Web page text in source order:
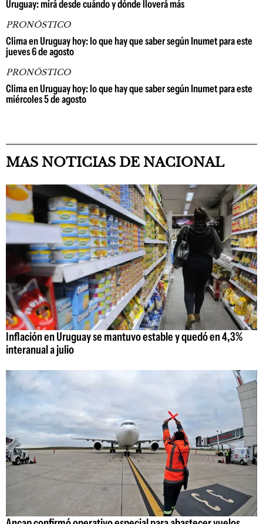
Uruguay: mirá desde cuándo y dónde lloverá más
PRONÓSTICO
Clima en Uruguay hoy: lo que hay que saber según Inumet para este
jueves 6 de agosto
PRONÓSTICO
Clima en Uruguay hoy: lo que hay que saber según Inumet para este
miércoles 5 de agosto
MAS NOTICIAS DE NACIONAL
Inflación en Uruguay se mantuvo estable y quedó en 4,3%
interanual a julio